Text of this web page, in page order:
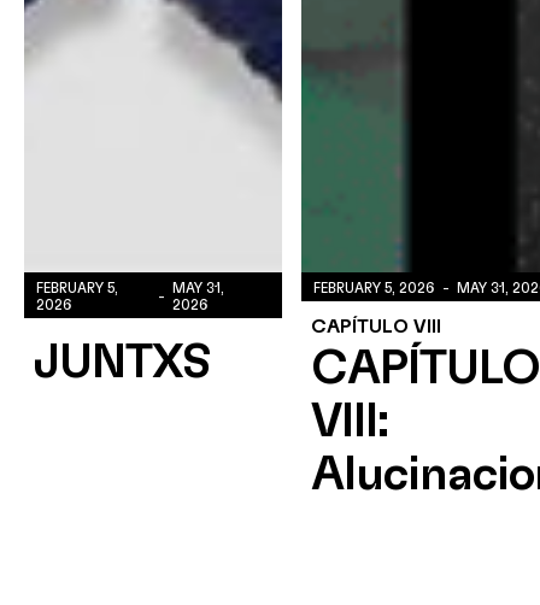
FEBRUARY 5,
2026
- MAY 31,
2026
JUNTXS
FEBRUARY 5, 2026 - MAY 31,
CAPÍTULO VIII
CAPÍTULO
VIII: